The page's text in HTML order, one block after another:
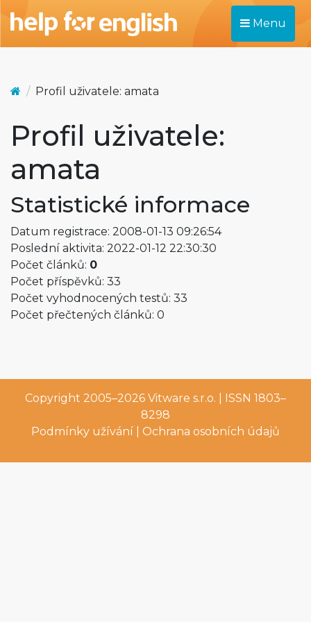
Menu
Profil uživatele: amata
Profil uživatele:
amata
Statistické informace
Datum registrace: 2008-01-13 09:26:54
Poslední aktivita: 2022-01-12 22:30:30
Počet článků: 0
Počet příspěvků: 33
Počet vyhodnocených testů: 33
Počet přečtených článků: 0
Copyright 2005–2026 Vitware s.r.o. | ISSN 1803–
8298
Podmínky užívání
Ochrana osobních údajů